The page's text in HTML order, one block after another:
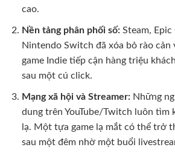
cao.
Nền tảng phân phối số:Steam, Epic
Nintendo Switch đã xóa bỏ rào cản
game Indie tiếp cận hàng triệu
sau một cú click.
Mạng xã hội và Streamer:Những
dung trên YouTube/Twitch luôn tìm
lạ. Một tựa game lạ mắt có thể trở
sau một đêm nhờ một buổi